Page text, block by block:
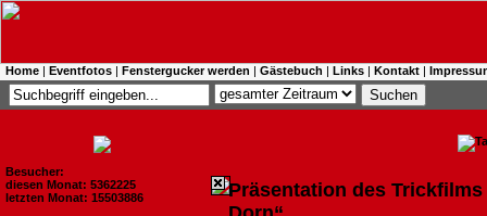
Home | Eventfotos | Fenstergucker werden | Gästebuch | Links | Kontakt |
Besucher:
diesen Monat: 5362225
letzten Monat: 15503886
Präsentation des